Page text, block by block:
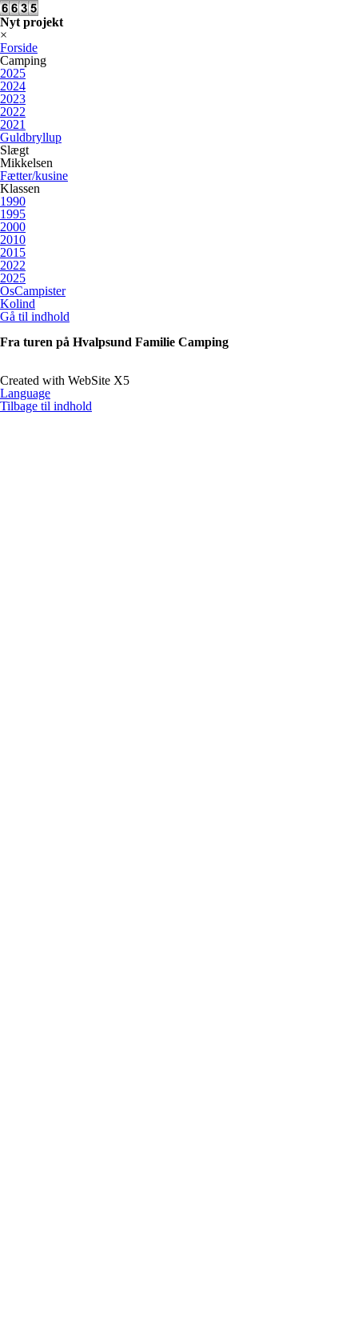
Nyt projekt
×
Forside
Camping
2025
2024
2023
2022
2021
Guldbryllup
Slægt
Mikkelsen
Fætter/kusine
Klassen
1990
1995
2000
2010
2015
2022
2025
OsCampister
Kolind
Gå til indhold
Fra turen på Hvalpsund Familie Camping
Created with WebSite X5
Language
Tilbage til indhold